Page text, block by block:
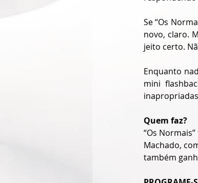
Se “Os
novo, claro.
jeito certo.
Enquanto
mini
Quem faz?
“Os
Machado,
também